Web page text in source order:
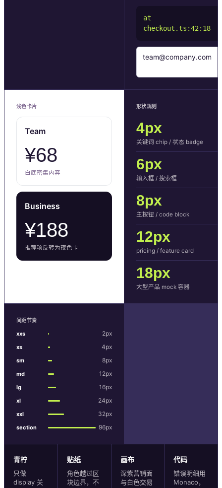
at
checkout.ts:42:18
team@company.com
浅色卡片
Team
¥68
白底密集内容
Business
¥188
推荐项反转为夜色卡
形状规则
4px
关键词 chip / 状态 badge
6px
输入框 / 搜索框
8px
主按钮 / code block
12px
pricing / feature card
18px
大型产品 mock 容器
间距节奏
xxs 2px
xs 4px
sm 8px
md 12px
lg 16px
xl 24px
xxl 32px
section 96px
青柠
只做
display 关
贴纸
角色越过区
块边界，不
画布
深紫营销面
与白色交易
代码
错误明细用
Monaco，